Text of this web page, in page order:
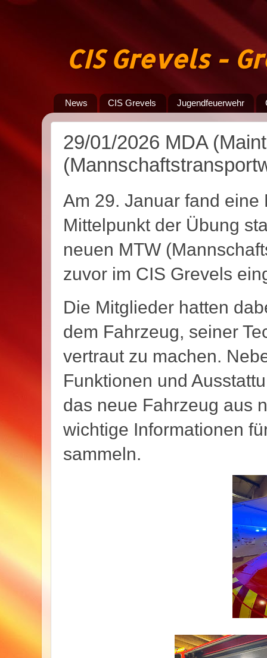
CIS Grevels -
News CIS Grevels Jugendfeuerwehr
29/01/2026 MDA
Am 29. Januar fand eine
Mittelpunkt der Übung
neuen MTW
zuvor im CIS Grevels
Die Mitglieder hatten
dem Fahrzeug, seiner
vertraut zu machen.
Funktionen und
das neue Fahrzeug aus
wichtige Informationen
sammeln.